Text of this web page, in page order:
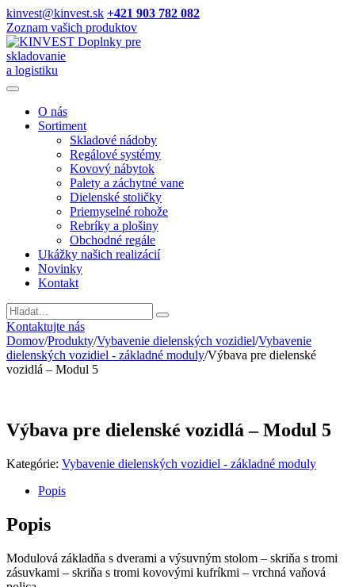
kinvest@kinvest.sk +421 903 782 082
Zoznam vašich produktov
Doplnky pre
skladovanie
a logistiku
O nás
Sortiment
Skladové nádoby
Regálové systémy
Kovový nábytok
Palety a záchytné vane
Dielenské stoličky
Priemyselné rohože
Rebríky a plošiny
Obchodné regále
Ukážky našich realizácií
Novinky
Kontakt
Vyhladavanie
Kontaktujte nás
Domov/Produkty/Vybavenie dielenských vozidiel/Vybavenie
dielenských vozidiel - základné moduly/Výbava pre dielenské
vozidlá – Modul 5
Výbava pre dielenské vozidlá – Modul 5
Kategórie: Vybavenie dielenských vozidiel - základné moduly
Popis
Popis
Modulová základňa s dverami a výsuvným stolom – skriňa s tromi
zásuvkami – skriňa s tromi kovovými kufríkmi – vrchná vaňová